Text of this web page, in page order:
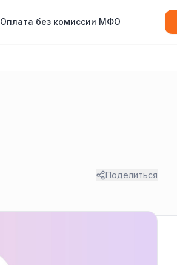
Оплата без комиссии МФО
Поделиться